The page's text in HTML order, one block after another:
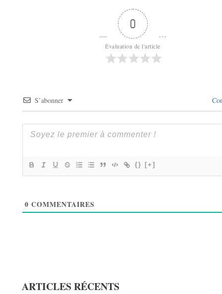
0
Évaluation de l'article
S’abonner
{} [+]
0 COMMENTAIRES
ARTICLES RÉCENTS